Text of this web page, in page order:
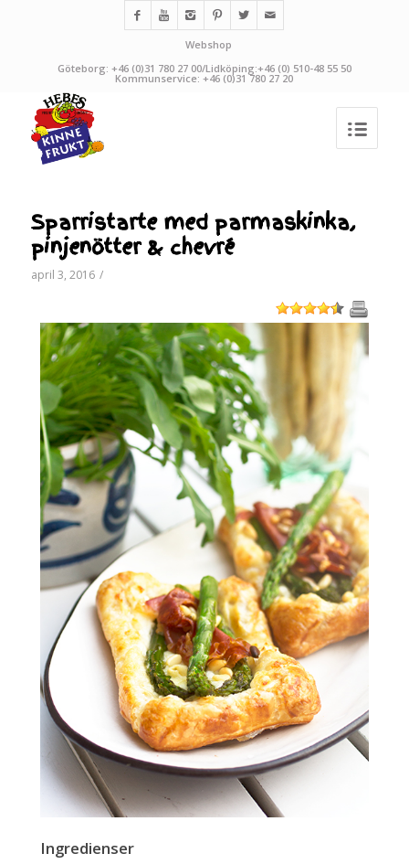
Webshop
Göteborg: +46 (0)31 780 27 00/Lidköping:+46 (0) 510-48 55 50
Kommunservice: +46 (0)31 780 27 20
Sparristarte med parmaskinka,
pinjenötter & chevré
april 3, 2016 /
1 2 3 4 5
Ingredienser